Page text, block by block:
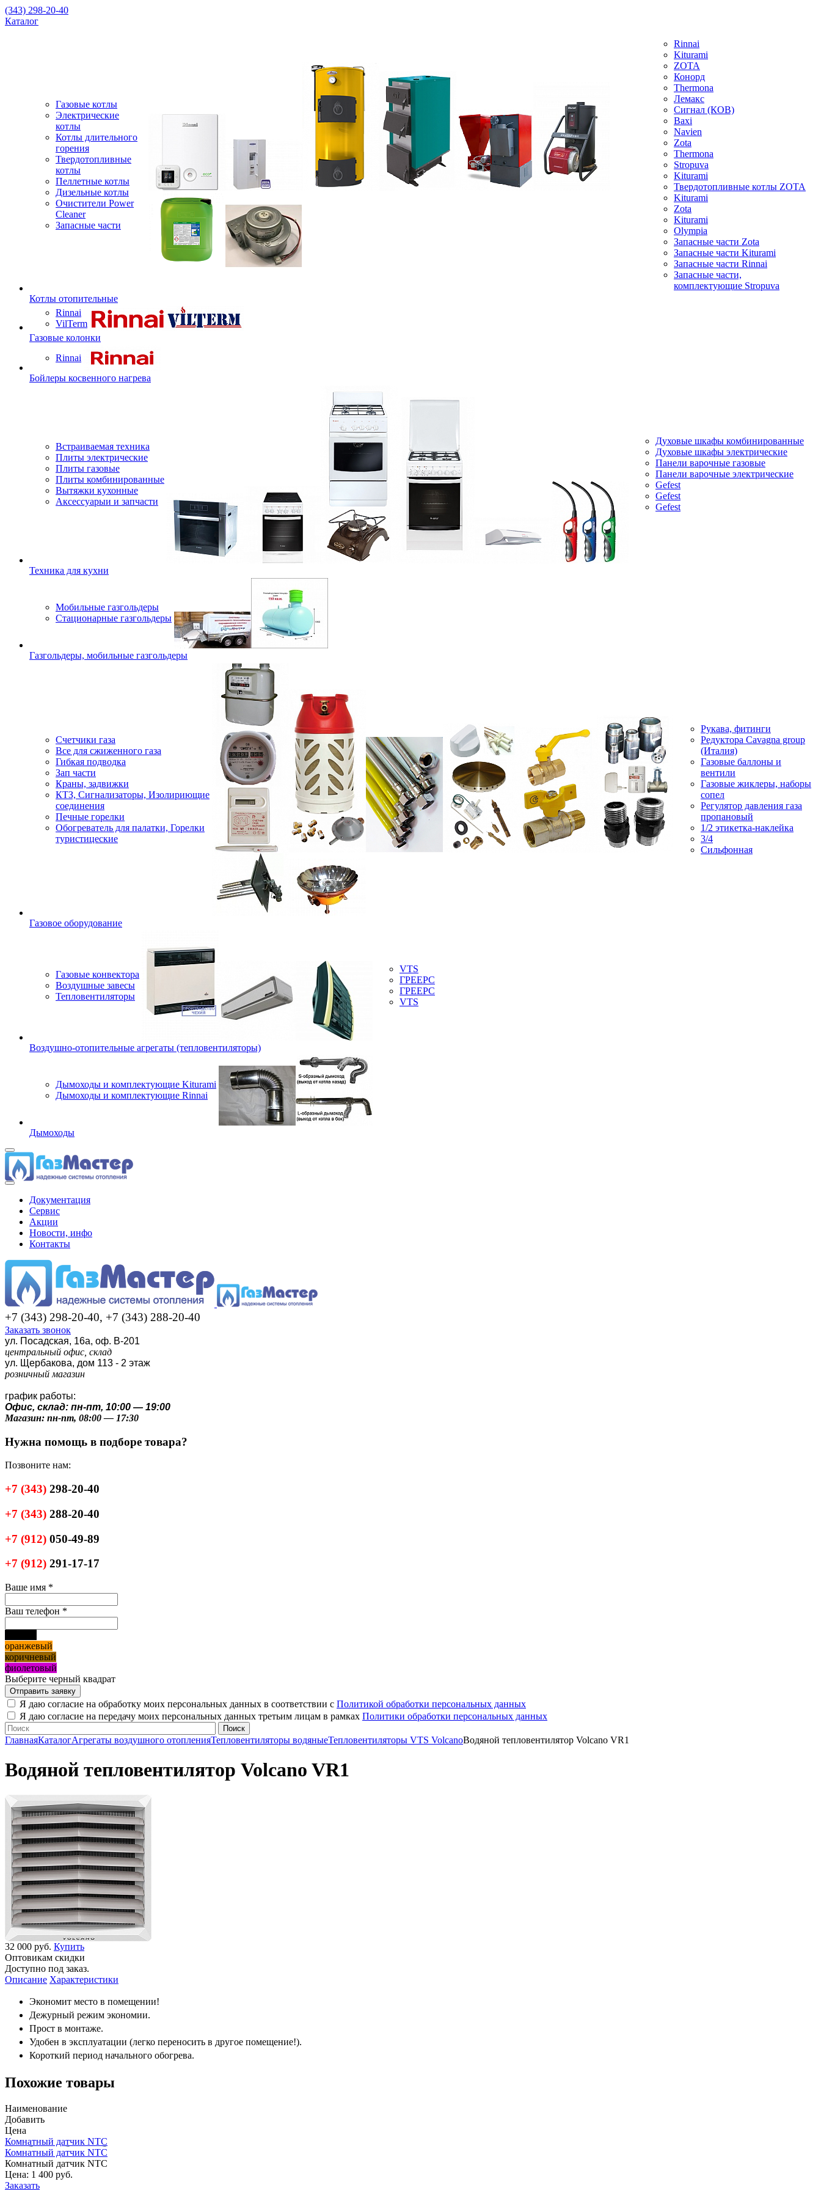
(343) 298-20-40
Каталог
Газовые котлы
Электрические
котлы
Котлы длительного
горения
Твердотопливные
котлы
Пеллетные котлы
Дизельные котлы
Очистители Power
Cleaner
Запасные части
Rinnai
Kiturami
ZOTA
Конорд
Thermona
Лемакс
Сигнал (КОВ)
Baxi
Navien
Zota
Thermona
Stropuva
Kiturami
Твердотопливные котлы ZOTA
Kiturami
Zota
Kiturami
Olympia
Запасные части Zota
Запасные части Kiturami
Запасные части Rinnai
Запасные части,
комплектующие Stropuva
Котлы отопительные
Rinnai
VilTerm
Газовые колонки
Rinnai
Бойлеры косвенного нагрева
Встраиваемая техника
Плиты электрические
Плиты газовые
Плиты комбинированные
Вытяжки кухонные
Аксессуарыи и запчасти
Духовые шкафы комбинированные
Духовые шкафы электрические
Панели варочные газовые
Панели варочные электрические
Gefest
Gefest
Gefest
Техника для кухни
Мобильные газгольдеры
Стационарные газгольдеры
Газгольдеры, мобильные газгольдеры
Счетчики газа
Все для сжиженного газа
Гибкая подводка
Зап части
Краны, задвижки
КТЗ, Сигнализаторы, Изолириющие
соединения
Печные горелки
Обогреватель для палатки, Горелки
туристицеские
Рукава, фитинги
Редуктора Cavagna group
(Италия)
Газовые баллоны и
вентили
Газовые жиклеры, наборы
сопел
Регулятор давления газа
пропановый
1/2 этикетка-наклейка
3/4
Сильфонная
Газовое оборудование
Газовые конвектора
Воздушные завесы
Тепловентиляторы
VTS
ГРЕЕРС
ГРЕЕРС
VTS
Воздушно-отопительные агрегаты (тепловентиляторы)
Дымоходы и комплектующие Kiturami
Дымоходы и комплектующие Rinnai
Дымоходы
Документация
Сервис
Акции
Новости, инфо
Контакты
+7 (343) 298-20-40, +7 (343) 288-20-40
Заказать звонок
ул. Посадская, 16а, оф. В-201
центральный офис, склад
ул. Щербакова, дом 113 - 2 этаж
розничный магазин
график работы:
Офис, склад: пн-пт, 10:00 — 19:00
Магазин: пн-пт, 08:00 — 17:30
Нужна помощь в подборе товара?
Позвоните нам:
+7 (343) 298-20-40
+7 (343) 288-20-40
+7 (912) 050-49-89
+7 (912) 291-17-17
Ваше имя *
Ваш телефон *
оранжевый
коричневый
фиолетовый
Выберите черный квадрат
Я даю согласие на обработку моих персональных данных в соответствии с Политикой обработки персональных данных
Я даю согласие на передачу моих персональных данных третьим лицам в рамках Политики обработки персональных данных
ГлавнаяКаталогАгрегаты воздушного отопленияТепловентиляторы водяныеТепловентиляторы VTS VolcanoВодяной тепловентилятор Volcano VR1
Водяной тепловентилятор Volcano VR1
32 000 руб. Купить
Оптовикам скидки
Доступно под заказ.
Описание Характеристики
Экономит место в помещении!
Дежурный режим экономии.
Прост в монтаже.
Удобен в эксплуатации (легко переносить в другое помещение!).
Короткий период начального обогрева.
Похожие товары
Наименование
Добавить
Цена
Комнатный датчик NTC
Комнатный датчик NTC
Комнатный датчик NTC
Цена: 1 400 руб.
Заказать